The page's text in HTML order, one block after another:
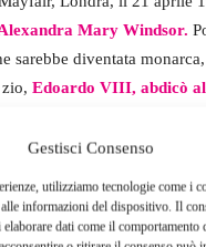
Gestisci Consenso
utilizziamo tecnologie come i
alle informazioni del dispositivo. Il
elaborare dati come il
Mary Windsor.
sarebbe diventata
Edoardo VIII, abdicò
in famiglia,divenne
Gran Bretagna entrò in